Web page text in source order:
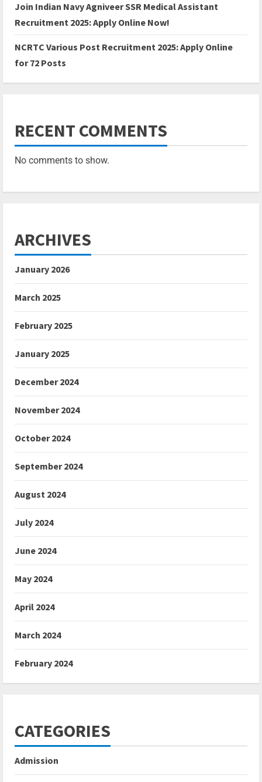
Join Indian Navy Agniveer SSR Medical Assistant
Recruitment 2025: Apply Online Now!
NCRTC Various Post Recruitment 2025: Apply Online
for 72 Posts
RECENT COMMENTS
No comments to show.
ARCHIVES
January 2026
March 2025
February 2025
January 2025
December 2024
November 2024
October 2024
September 2024
August 2024
July 2024
June 2024
May 2024
April 2024
March 2024
February 2024
CATEGORIES
Admission